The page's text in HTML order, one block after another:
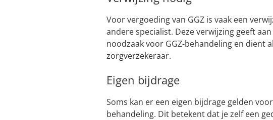
Voor vergoeding van GGZ is vaak een
andere specialist. Deze verwijzing geeft
noodzaak voor GGZ-behandeling en dient
zorgverzekeraar.
Eigen bijdrage
Soms kan er een eigen bijdrage gelden
behandeling. Dit betekent dat je zelf een